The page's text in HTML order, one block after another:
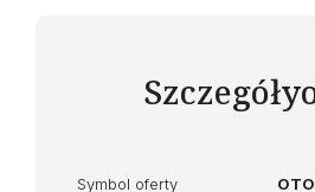
Szczegóły
Symbol oferty